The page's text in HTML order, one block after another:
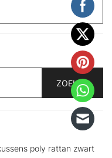
ZOEKEN
poly rattan zwart